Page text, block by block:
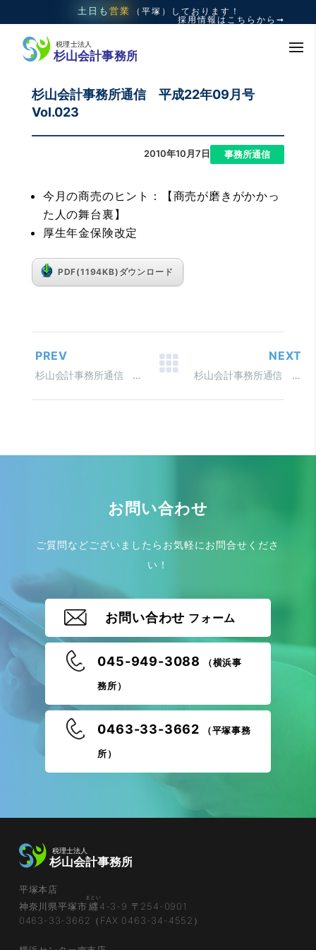
土日も 営業 （平塚）
しております！
採用情報はこちらから➞
杉山会計事務所通信 平成22年09月号
Vol.023
2010年10月7日 事務所通信
今月の商売のヒント：【商売が磨きがかかっ
た人の舞台裏】
厚生年金保険改定
PDF(1194KB)ダウンロード
PREV
杉山会計事務所通信 平成22年10月号 Vol.024
NEXT
杉山会計事務所通信 平成22年08月号 Vol.022
お問い合わせ
ご質問などございましたらお気軽にお問合せくださ
い！
お問い合わせ フォーム
045-949-3088 （横浜事
務所）
0463-33-3662 （平塚事務
所）
平塚本店
神奈川県平塚市纒
まとい
4-3-9 〒254-0901
0463-33-3662（FAX 0463-34-4552）